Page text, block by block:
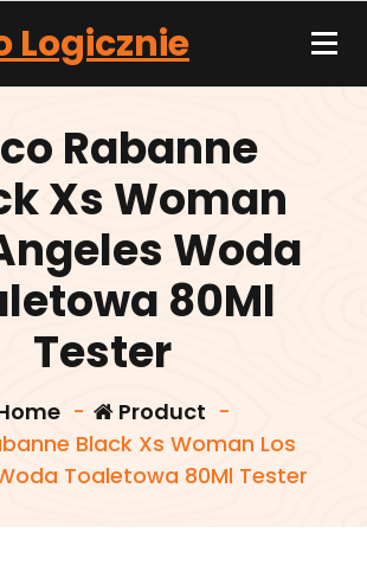
Logicznie
Rabanne
Xs Woman
Woda
80Ml
Tester
- Product -
Black Xs Woman Los
Toaletowa 80Ml Tester